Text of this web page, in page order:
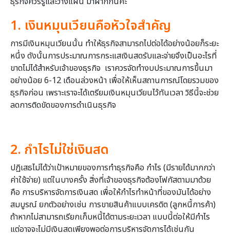
1. เงินหมุนเวียนคือหัวใจสำคัญ
การมีเงินหมุนเวียนนั้น ทำให้ธุรกิจสามารถไปต่อได้อย่างน้อยก็ระยะ
หนึ่ง ดังนั้นการประมาณการกระแสเงินสดรับและจ่ายจึงเป็นอะไรที่
ขาดไม่ได้สำหรับเจ้าของธุรกิจ เราควรจัดทำงบประมาณการขึ้นมา
อย่างน้อย 6-12 เดือนล่วงหน้า เพื่อให้เห็นสถานการณ์โดยรวมของ
ธุรกิจก่อน เพราะเราจะได้เตรียมเงินหมุนเวียนไว้ทันเวลา วิธีนี้จะช่วย
ลดการติดขัดของการดำเนินธุรกิจ
2. กำไรไม่ใช่เงินสด
ปฏิเสธไม่ได้ว่าเป้าหมายของการทำธุรกิจคือ กำไร (มีรายได้มากกว่า
ค่าใช้จ่าย) แต่ในบางครั้ง สิ่งที่เจ้าของธุรกิจต้องโฟกัสตามมาด้วย
คือ การบริหารจัดการเงินสด เพื่อให้กำไรทำหน้าที่ของมันได้อย่าง
สมบูรณ์ ยกตัวอย่างเช่น การขายสินค้าแบบเครดิต (ลูกหนี้การค้า)
ถ้าหากไม่สามารถเรียกเก็บหนี้ได้ตามระยะเวลา แบบนี้ต่อให้มีกำไร
แต่อาจจะไม่มีเงินสดเพียงพอต่อการบริหารจัดการได้เช่นกัน